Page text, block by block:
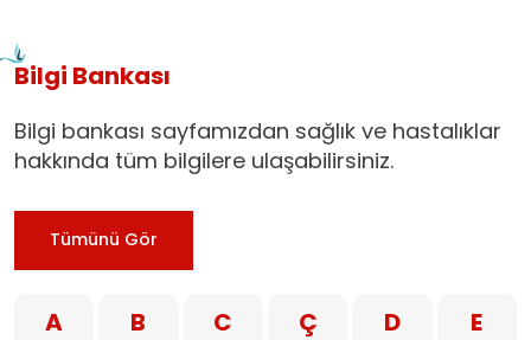
Bilgi Bankası
Bilgi bankası sayfamızdan sağlık ve hastalıklar
hakkında tüm bilgilere ulaşabilirsiniz.
Tümünü Gör
A B C Ç D
E